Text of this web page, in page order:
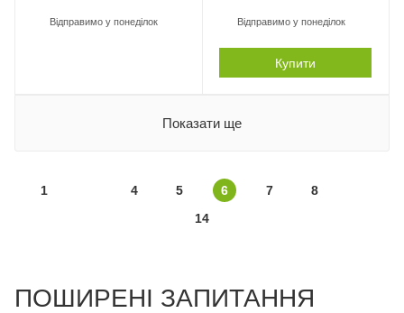
Відправимо у понеділок Відправимо у понеділок
Купити
Показати ще
1 4 5 6 7
8
14
ПОШИРЕНІ ЗАПИТАННЯ